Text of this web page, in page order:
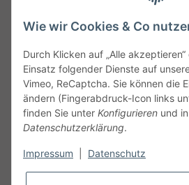
Leibnizstraße 2a
Germany
Phone:+49 40 5287270
Fax:+49 40 5281050
Email:sales@tow-automotive.de
Wie wir Cookies & Co
Durch Klicken auf „Alle
Einsatz folgender Dienste auf
Vimeo, ReCaptcha. Sie können die
ändern (Fingerabdruck-Icon links
finden Sie unter Konfigurieren und
Datenschutzerklärung.
Impressum Datenschutz